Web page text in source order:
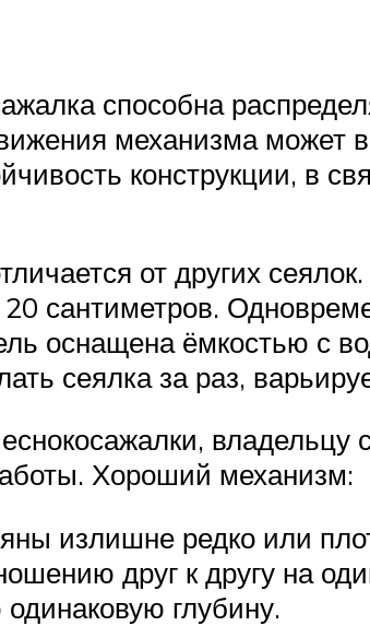
способна
механизма может
конструкции, в
от других
сантиметров.
оснащена ёмкостью с
сеялка за раз,
владельцу
Хороший механизм:
излишне редко или
друг к другу на
глубину.